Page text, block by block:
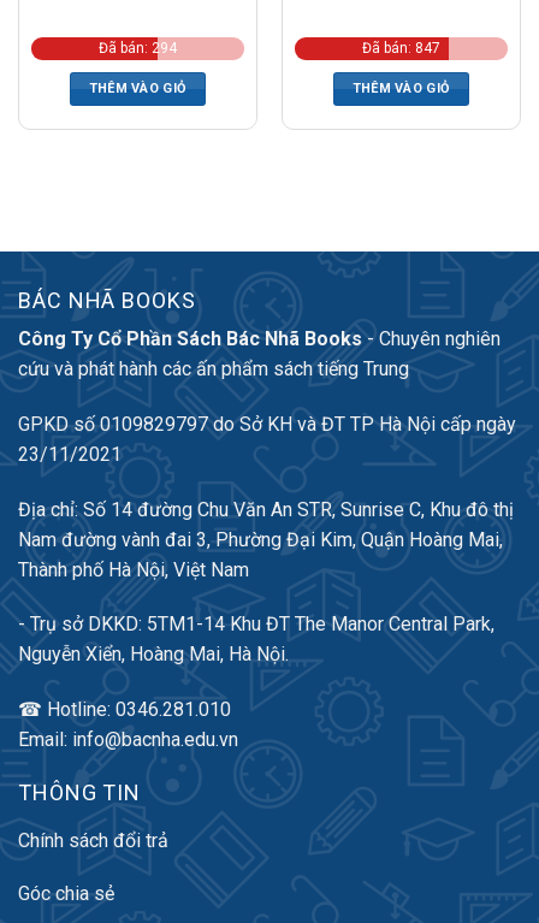
Đã bán: 294
THÊM VÀO GIỎ
Đã bán: 847
THÊM VÀO GIỎ
BÁC NHÃ BOOKS
Công Ty Cổ Phần Sách Bác Nhã Books - Chuyên nghiên
cứu và phát hành các ấn phẩm sách tiếng Trung
GPKD số 0109829797 do Sở KH và ĐT TP Hà Nội cấp ngày
23/11/2021
Địa chỉ: Số 14 đường Chu Văn An STR, Sunrise C, Khu đô thị
Nam đường vành đai 3, Phường Đại Kim, Quận Hoàng Mai,
Thành phố Hà Nội, Việt Nam
- Trụ sở DKKD: 5TM1-14 Khu ĐT The Manor Central Park,
Nguyễn Xiển, Hoàng Mai, Hà Nội.
☎ Hotline: 0346.281.010
Email: info@bacnha.edu.vn
THÔNG TIN
Chính sách đổi trả
Góc chia sẻ